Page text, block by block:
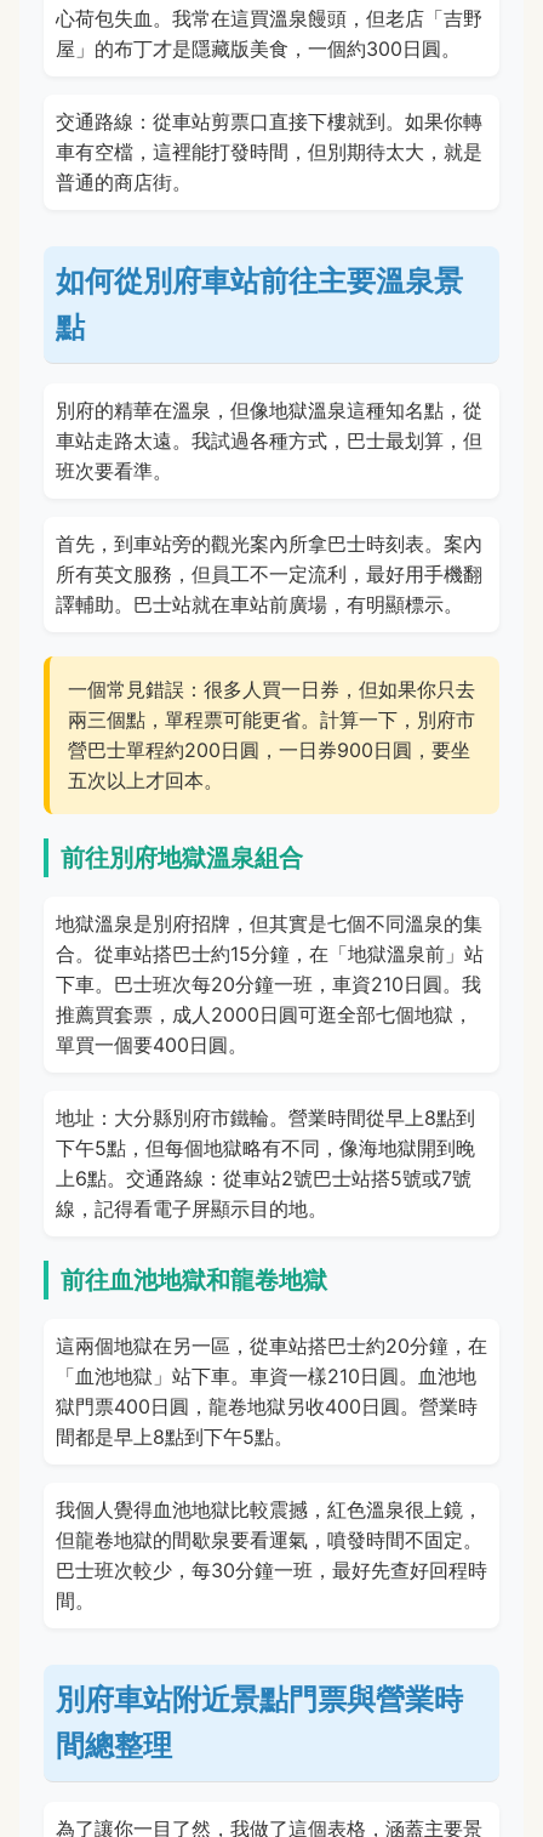
心荷包失血。我常在這買溫泉饅頭，但老店「吉野
屋」的布丁才是隱藏版美食，一個約300日圓。
交通路線：從車站剪票口直接下樓就到。如果你轉
車有空檔，這裡能打發時間，但別期待太大，就是
普通的商店街。
如何從別府車站前往主要溫泉景
點
別府的精華在溫泉，但像地獄溫泉這種知名點，從
車站走路太遠。我試過各種方式，巴士最划算，但
班次要看準。
首先，到車站旁的觀光案內所拿巴士時刻表。案內
所有英文服務，但員工不一定流利，最好用手機翻
譯輔助。巴士站就在車站前廣場，有明顯標示。
一個常見錯誤：很多人買一日券，但如果你只去
兩三個點，單程票可能更省。計算一下，別府市
營巴士單程約200日圓，一日券900日圓，要坐
五次以上才回本。
前往別府地獄溫泉組合
地獄溫泉是別府招牌，但其實是七個不同溫泉的集
合。從車站搭巴士約15分鐘，在「地獄溫泉前」站
下車。巴士班次每20分鐘一班，車資210日圓。我
推薦買套票，成人2000日圓可逛全部七個地獄，
單買一個要400日圓。
地址：大分縣別府市鐵輪。營業時間從早上8點到
下午5點，但每個地獄略有不同，像海地獄開到晚
上6點。交通路線：從車站2號巴士站搭5號或7號
線，記得看電子屏顯示目的地。
前往血池地獄和龍卷地獄
這兩個地獄在另一區，從車站搭巴士約20分鐘，在
「血池地獄」站下車。車資一樣210日圓。血池地
獄門票400日圓，龍卷地獄另收400日圓。營業時
間都是早上8點到下午5點。
我個人覺得血池地獄比較震撼，紅色溫泉很上鏡，
但龍卷地獄的間歇泉要看運氣，噴發時間不固定。
巴士班次較少，每30分鐘一班，最好先查好回程時
間。
別府車站附近景點門票與營業時
間總整理
為了讓你一目了然，我做了這個表格，涵蓋主要景